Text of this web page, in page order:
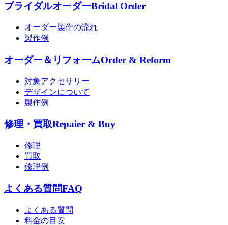
ブライダルオーダーBridal Order
オーダー製作の流れ
製作例
オーダー＆リフォームOrder & Reform
対象アクセサリー
デザインについて
製作例
修理・買取Repaier & Buy
修理
買取
修理例
よくある質問FAQ
よくある質問
料金の目安